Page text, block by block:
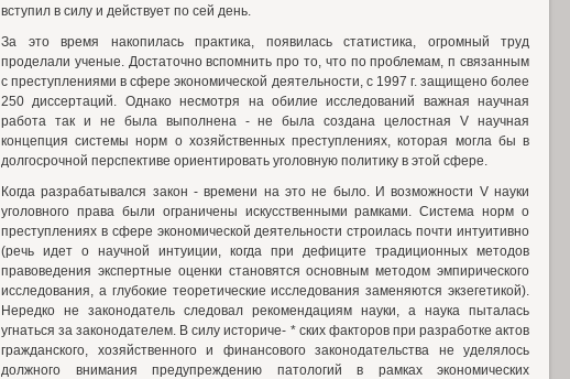
вступил в силу и действует по сей день.
За это время накопилась практика, появилась статистика, огромный труд
проделали ученые. Достаточно вспомнить про то, что по проблемам, п связанным
с преступлениями в сфере экономической деятельности, с 1997 г. защищено более
250 диссертаций. Однако несмотря на обилие исследований важная научная
работа так и не была выполнена - не была создана целостная V научная
концепция системы норм о хозяйственных преступлениях, которая могла бы в
долгосрочной перспективе ориентировать уголовную политику в этой сфере.
Когда разрабатывался закон - времени на это не было. И возможности V науки
уголовного права были ограничены искусственными рамками. Система норм о
преступлениях в сфере экономической деятельности строилась почти интуитивно
(речь идет о научной интуиции, когда при дефиците традиционных методов
правоведения экспертные оценки становятся основным методом эмпирического
исследования, а глубокие теоретические исследования заменяются экзегетикой).
Нередко не законодатель следовал рекомендациям науки, а наука пыталась
угнаться за законодателем. В силу историче- * ских факторов при разработке актов
гражданского, хозяйственного и финансового законодательства не уделялось
должного внимания предупреждению патологий в рамках экономических